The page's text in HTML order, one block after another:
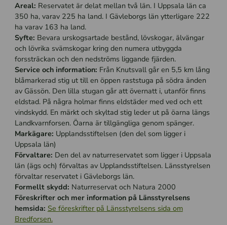
Areal: Reservatet är delat mellan två län. I Uppsala län ca
350 ha, varav 225 ha land. I Gävleborgs län ytterligare 222
ha varav 163 ha land.
Syfte: Bevara urskogsartade bestånd, lövskogar, älvängar
och lövrika svämskogar kring den numera utbyggda
forssträckan och den nedströms liggande fjärden.
Service och information: Från Knutsvall går en 5,5 km lång
blåmarkerad stig ut till en öppen raststuga på södra änden
av Gässön. Den lilla stugan går att övernatt i, utanför finns
eldstad. På några holmar finns eldstäder med ved och ett
vindskydd. En märkt och skyltad stig leder ut på öarna längs
Landkvarnforsen. Öarna är tillgängliga genom spänger.
Markägare: Upplandsstiftelsen (den del som ligger i
Uppsala län)
Förvaltare: Den del av naturreservatet som ligger i Uppsala
län (ägs och) förvaltas av Upplandsstiftelsen. Länsstyrelsen
förvaltar reservatet i Gävleborgs län.
Formellt skydd: Naturreservat och Natura 2000
Föreskrifter och mer information på Länsstyrelsens
hemsida: Se föreskrifter på Länsstyrelsens sida om
Bredforsen.